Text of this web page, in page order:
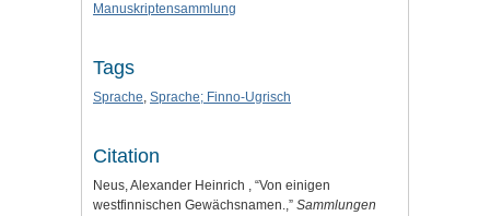
Manuskriptensammlung
Tags
Sprache, Sprache; Finno-Ugrisch
Citation
Neus, Alexander Heinrich , “Von einigen
westfinnischen Gewächsnamen.,” Sammlungen